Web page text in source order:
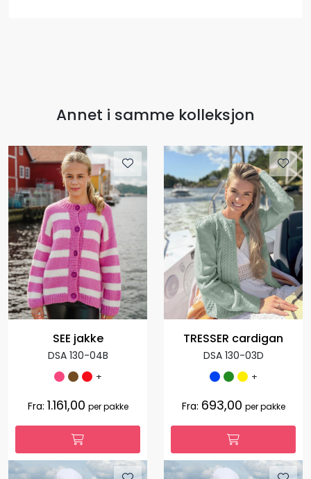
Annet i samme kolleksjon
SEE jakke
DSA 130-04B
+
Fra: 1.161,00 per pakke
TRESSER cardigan
DSA 130-03D
+
Fra: 693,00 per pakke